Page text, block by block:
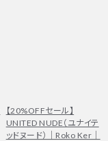
【20%OFFセール】
UNITED NUDE（ユナイテ
ッドヌード）｜Roko Ker｜